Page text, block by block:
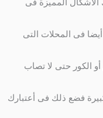
فى المحلات التى
الكور حتى لا تصاب
فضع ذلك فى أعتبارك